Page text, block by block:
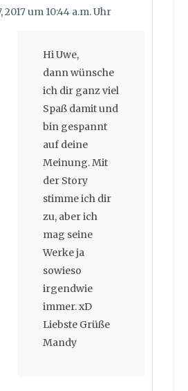
2017 um 10:44 a.m. Uhr
Hi Uwe,
dann wünsche
ich dir ganz viel
Spaß damit und
bin gespannt
auf deine
Meinung. Mit
der Story
stimme ich dir
zu, aber ich
mag seine
Werke ja
sowieso
irgendwie
immer. xD
Liebste Grüße
Mandy